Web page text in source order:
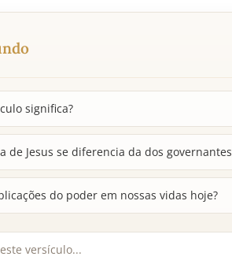
significa?
de Jesus se diferencia da dos
do poder em nossas vidas hoje?